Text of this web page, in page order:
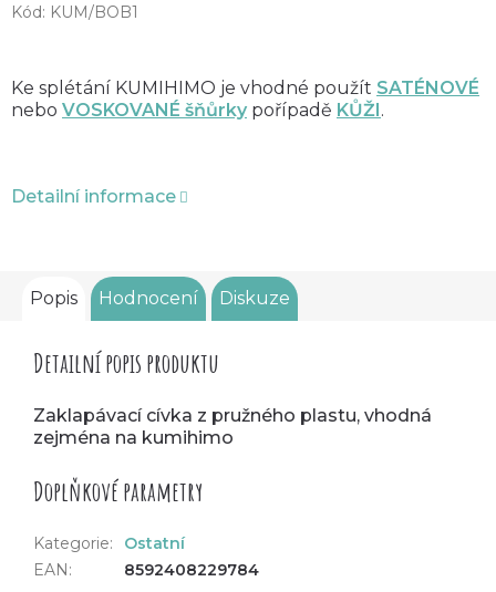
Kód: KUM/BOB1
Ke splétání KUMIHIMO je vhodné použít SATÉNOVÉ
nebo VOSKOVANÉ šňůrky pořípadě KŮŽI.
Detailní informace
Popis Hodnocení Diskuze
Detailní popis produktu
Zaklapávací cívka z pružného plastu, vhodná
zejména na kumihimo
Doplňkové parametry
Kategorie:
Ostatní
EAN: 8592408229784